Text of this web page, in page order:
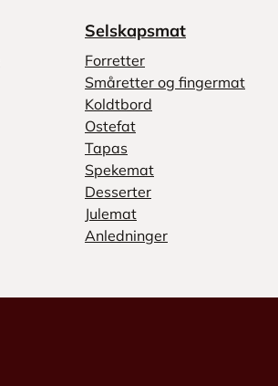
Selskapsmat
Forretter
Småretter og fingermat
Koldtbord
Ostefat
Tapas
Spekemat
Desserter
Julemat
Anledninger